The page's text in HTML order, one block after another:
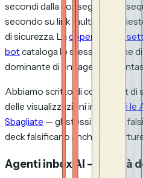
secondi dalla consegna, click
secondo su link multipli è
di sicurezza. Lacopertura del
botcataloga lo stesso insieme
dominante di engagement
Abbiamo scritto di come i bot di
delle visualizzazioni in
Perché
Sbagliate — gli stessi bot che
deck falsificano anche le
Agenti inbox AI — novità